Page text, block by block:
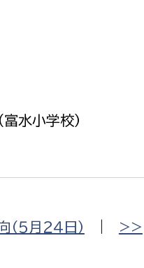
総合医療センター
管理局：医事課
水小学校）
５月２４日） >>